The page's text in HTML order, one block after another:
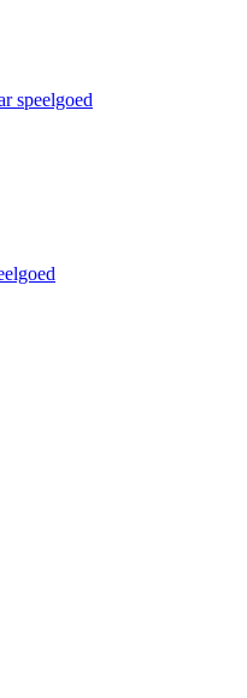
speelgoed